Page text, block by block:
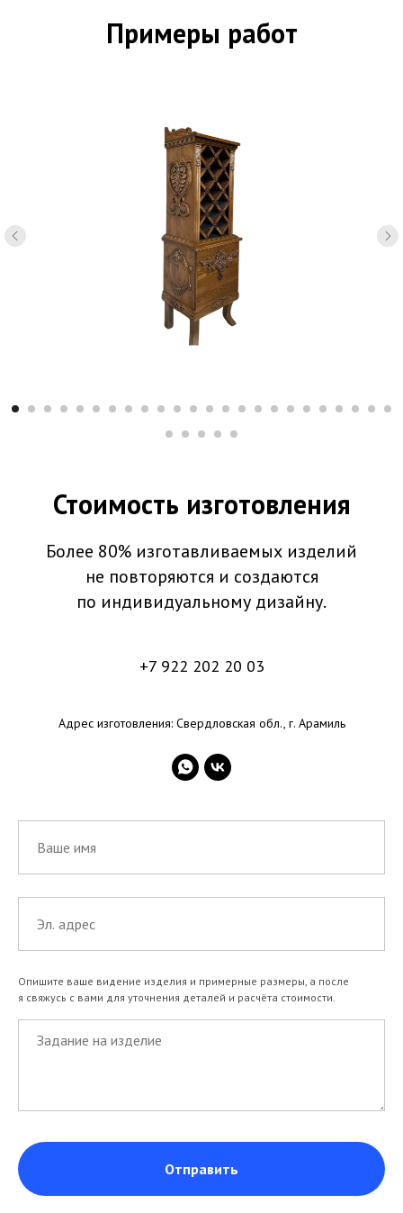
Примеры работ
Стоимость изготовления
Более 80% изготавливаемых изделий
не повторяются и создаются
по индивидуальному дизайну.
+7 922 202 20 03
Адрес изготовления: Свердловская обл., г. Арамиль
Опишите ваше видение изделия и примерные размеры, а после
я свяжусь с вами для уточнения деталей и расчёта стоимости.
Отправить